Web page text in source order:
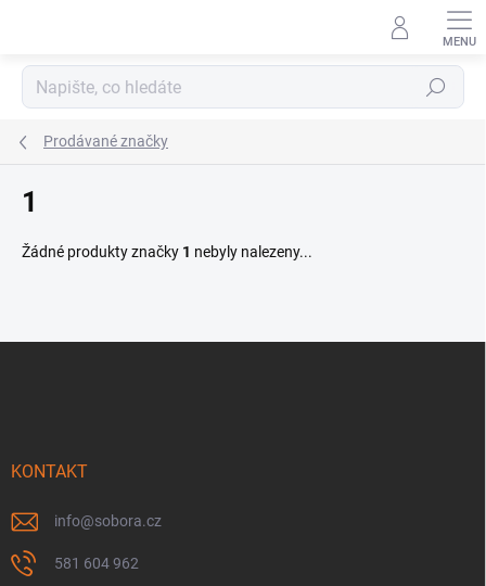
Hledat
Prodávané značky
1
Žádné produkty značky 1 nebyly nalezeny...
KONTAKT
info@sobora.cz
581 604 962